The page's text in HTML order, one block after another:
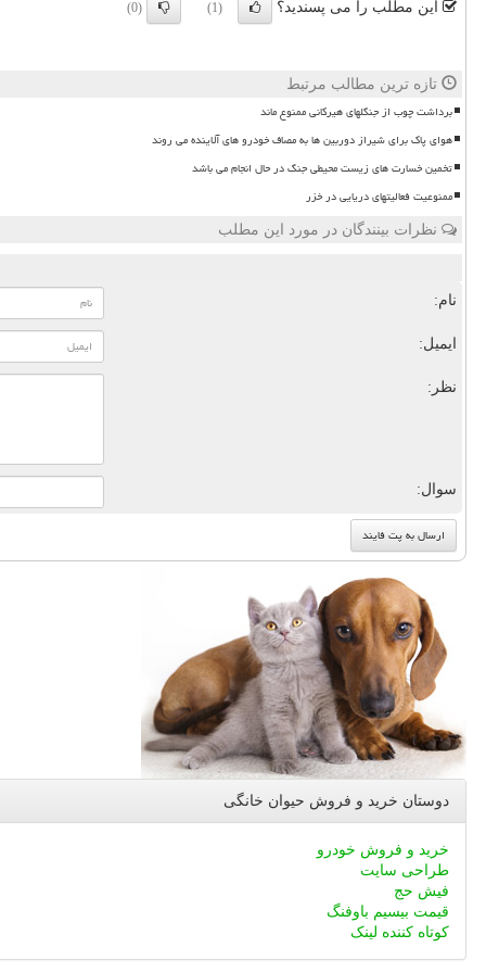
این مطلب را می پسندید؟ (1)
(0)
تازه ترین مطالب مرتبط
برداشت چوب از جنگلهای هیرکانی ممنوع ماند
هوای پاک برای شیراز دوربین ها به مصاف خودرو های آلاینده می روند
تخمین خسارت های زیست محیطی جنگ در حال انجام می باشد
ممنوعیت فعالیتهای دریایی در خزر
نظرات بینندگان در مورد این مطلب
نام:
ایمیل:
نظر:
سوال:
دوستان خرید و فروش حیوان خانگی
خرید و فروش خودرو
طراحی سایت
فیش حج
قیمت بیسیم باوفنگ
کوتاه کننده لینک